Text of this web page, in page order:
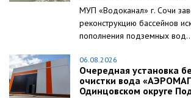
МУП «Водоканал» г. Сочи
реконструкцию бассейнов
пополнения подземных
06.08.2026
Очередная установка
очистки вода
Одинцовском округе